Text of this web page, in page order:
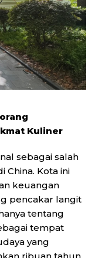
Kuliner
sebagai salah
Kota ini
keuangan
pencakar langit
tentang
tempat
yang